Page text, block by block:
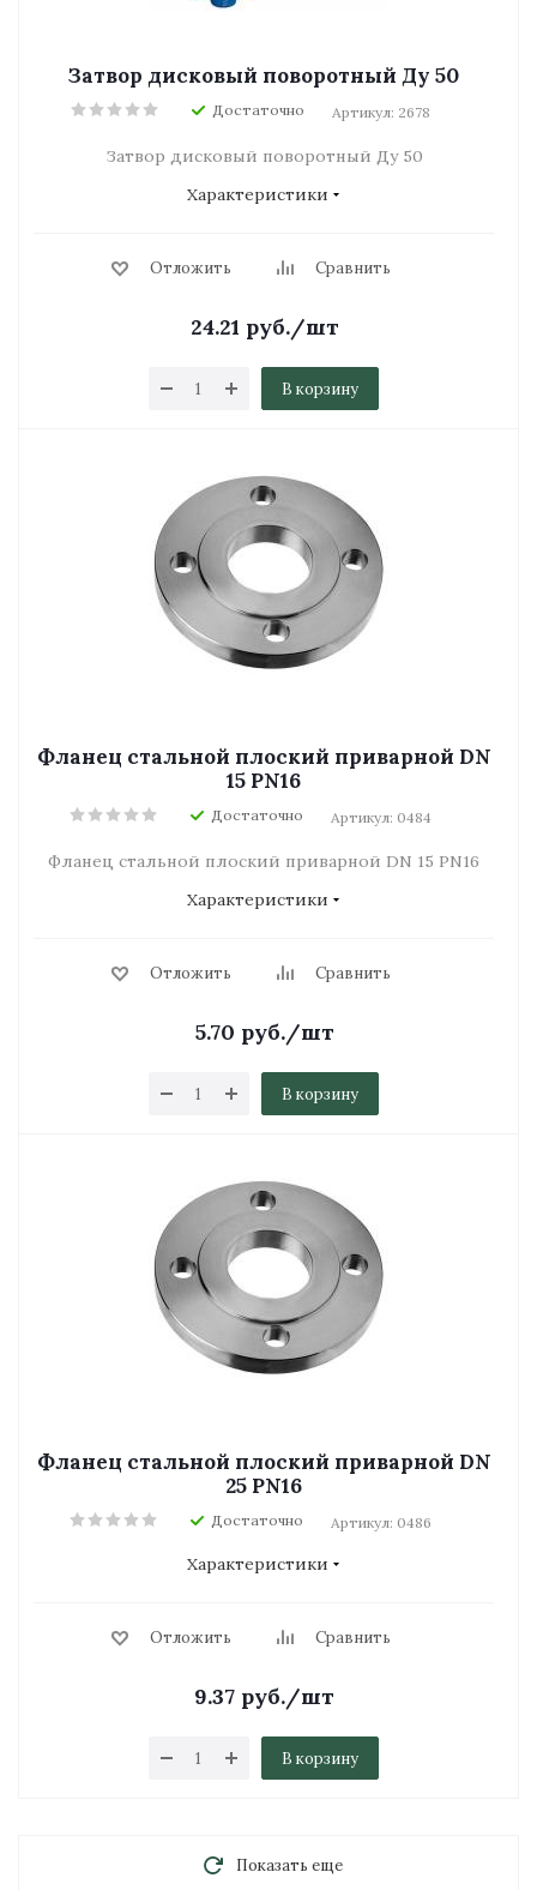
Затвор дисковый поворотный Ду 50
Достаточно Артикул: 2678
Затвор дисковый поворотный Ду 50
Характеристики
Отложить Сравнить
24.21 руб./шт
В корзину
Фланец стальной плоский приварной DN
15 PN16
Достаточно Артикул: 0484
Фланец стальной плоский приварной DN 15 PN16
Характеристики
Отложить Сравнить
5.70 руб./шт
В корзину
Фланец стальной плоский приварной DN
25 PN16
Достаточно Артикул: 0486
Характеристики
Отложить Сравнить
9.37 руб./шт
В корзину
Показать еще